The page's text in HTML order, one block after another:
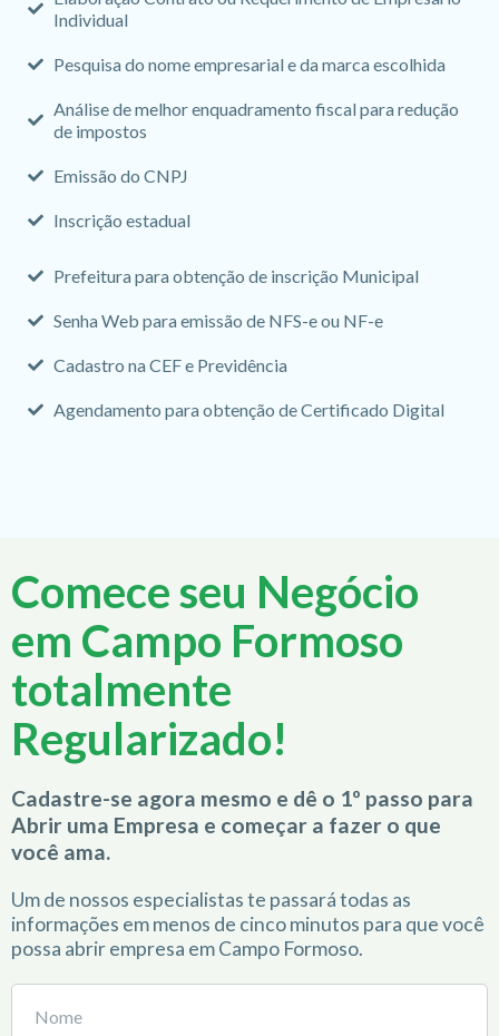
Individual
Pesquisa do nome empresarial e da marca escolhida
Análise de melhor enquadramento fiscal para redução
de impostos
Emissão do CNPJ
Inscrição estadual
Prefeitura para obtenção de inscrição Municipal
Senha Web para emissão de NFS-e ou NF-e
Cadastro na CEF e Previdência
Agendamento para obtenção de Certificado Digital
Comece seu Negócio
em Campo Formoso
totalmente
Regularizado!
Cadastre-se agora mesmo e dê o 1º passo para
Abrir uma Empresa e começar a fazer o que
você ama.
Um de nossos especialistas te passará todas as
informações em menos de cinco minutos para que você
possa abrir empresa em Campo Formoso.